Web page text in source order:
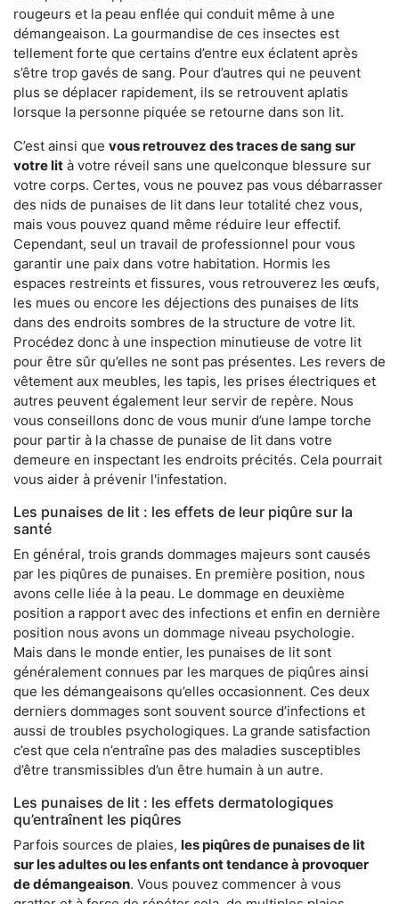
rougeurs et la peau enflée qui conduit même à une
démangeaison. La gourmandise de ces insectes est
tellement forte que certains d’entre eux éclatent après
s’être trop gavés de sang. Pour d’autres qui ne peuvent
plus se déplacer rapidement, ils se retrouvent aplatis
lorsque la personne piquée se retourne dans son lit.
C’est ainsi que vous retrouvez des traces de sang sur
votre lit à votre réveil sans une quelconque blessure sur
votre corps. Certes, vous ne pouvez pas vous débarrasser
des nids de punaises de lit dans leur totalité chez vous,
mais vous pouvez quand même réduire leur effectif.
Cependant, seul un travail de professionnel pour vous
garantir une paix dans votre habitation. Hormis les
espaces restreints et fissures, vous retrouverez les œufs,
les mues ou encore les déjections des punaises de lits
dans des endroits sombres de la structure de votre lit.
Procédez donc à une inspection minutieuse de votre lit
pour être sûr qu’elles ne sont pas présentes. Les revers de
vêtement aux meubles, les tapis, les prises électriques et
autres peuvent également leur servir de repère. Nous
vous conseillons donc de vous munir d’une lampe torche
pour partir à la chasse de punaise de lit dans votre
demeure en inspectant les endroits précités. Cela pourrait
vous aider à prévenir l'infestation.
Les punaises de lit : les effets de leur piqûre sur la
santé
En général, trois grands dommages majeurs sont causés
par les piqûres de punaises. En première position, nous
avons celle liée à la peau. Le dommage en deuxième
position a rapport avec des infections et enfin en dernière
position nous avons un dommage niveau psychologie.
Mais dans le monde entier, les punaises de lit sont
généralement connues par les marques de piqûres ainsi
que les démangeaisons qu’elles occasionnent. Ces deux
derniers dommages sont souvent source d’infections et
aussi de troubles psychologiques. La grande satisfaction
c’est que cela n’entraîne pas des maladies susceptibles
d’être transmissibles d’un être humain à un autre.
Les punaises de lit : les effets dermatologiques
qu’entraînent les piqûres
Parfois sources de plaies, les piqûres de punaises de lit
sur les adultes ou les enfants ont tendance à provoquer
de démangeaison. Vous pouvez commencer à vous